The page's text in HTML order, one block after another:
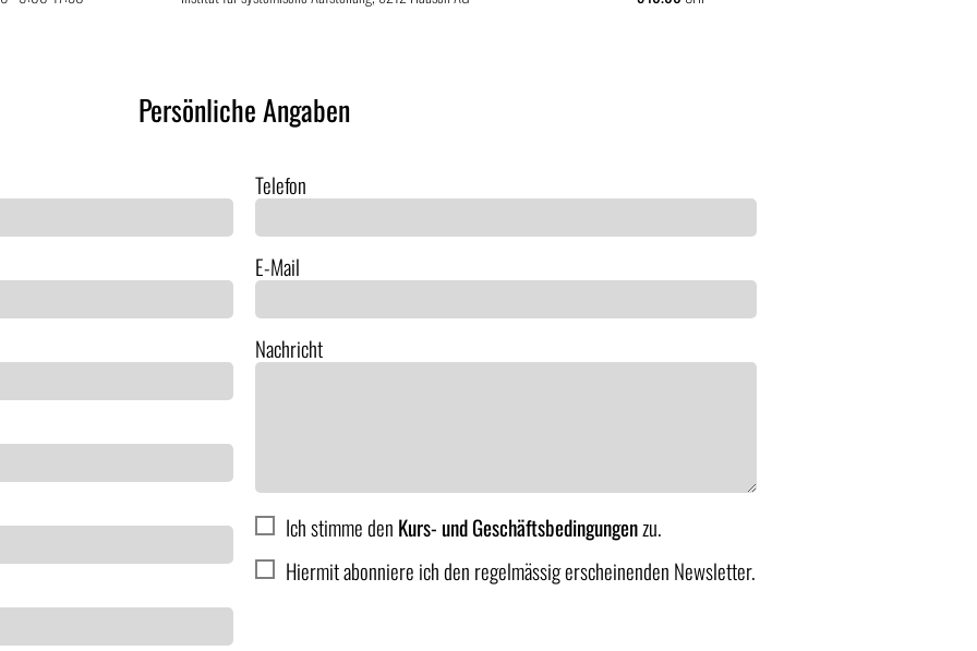
Persönliche Angaben
Telefon
E-Mail
Nachricht
Ich stimme den Kurs- und Geschäftsbedingungenzu.
Hiermit abonniere ich den regelmässig erscheinenden Newsletter.